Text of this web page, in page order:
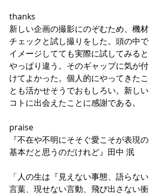
thanks
新しい企画の撮影にのぞむため、機材
チェックと試し撮りをした。頭の中で
イメージしてても実際に試してみると
やっぱり違う。そのギャップに気が付
けてよかった。個人的にやってきたこ
とも活かせそうでおもしろい。新しい
コトに出会えたことに感謝である。
praise
『不在や不明にそそぐ愛こそが表現の
基本だと思うのだけれど』田中 泯
「人の生は『見えない事態、語らない
言葉、現せない言動、飛び出さない衝